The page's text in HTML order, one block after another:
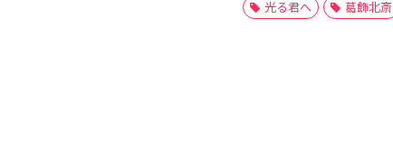
光る君へ 葛飾北斎